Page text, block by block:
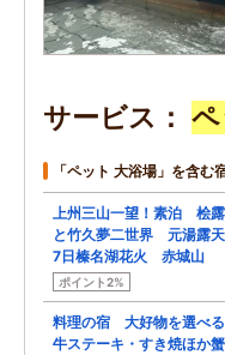
サービス ペ
「ペット 大浴場」を含む
上州三山一望！素泊 桧
と竹久夢二世界 元湯露
7日榛名湖花火 赤城山
ポイント2%
料理の宿 大好物を選べる
牛ステーキ・すき焼ほか